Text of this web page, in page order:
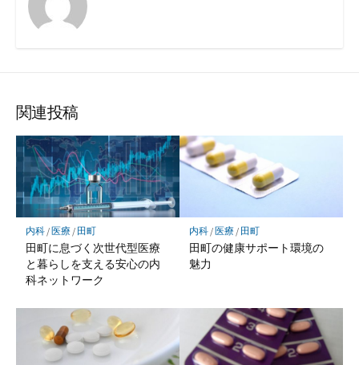
関連投稿
内科/医療/ 田町
田町に息づく次世代型医療
と暮らしを支える安心の内
科ネットワーク
内科/医療/ 田町
田町の健康サポート環境の
魅力